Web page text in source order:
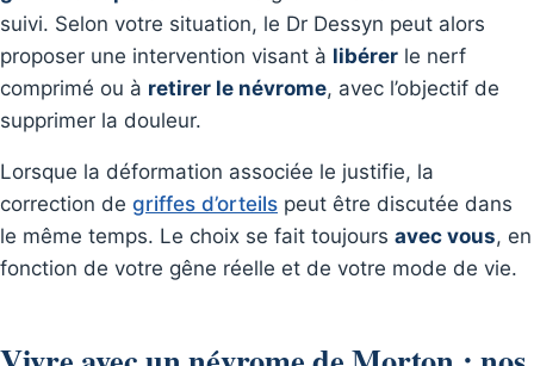
suivi. Selon votre situation, le Dr Dessyn peut alors
proposer une intervention visant à libérer le nerf
comprimé ou à retirer le névrome, avec l’objectif de
supprimer la douleur.
Lorsque la déformation associée le justifie, la
correction de griffes d’orteils peut être discutée dans
le même temps. Le choix se fait toujours avec vous, en
fonction de votre gêne réelle et de votre mode de vie.